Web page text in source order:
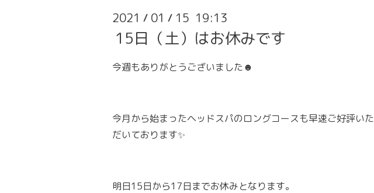
2021 / 01 / 15 19:13
15日（土）はお休みです
今週もありがとうございました☻
今月から始まったヘッドスパのロングコースも早速ご好評いた
だいております✨
明日15日から17日までお休みとなります。